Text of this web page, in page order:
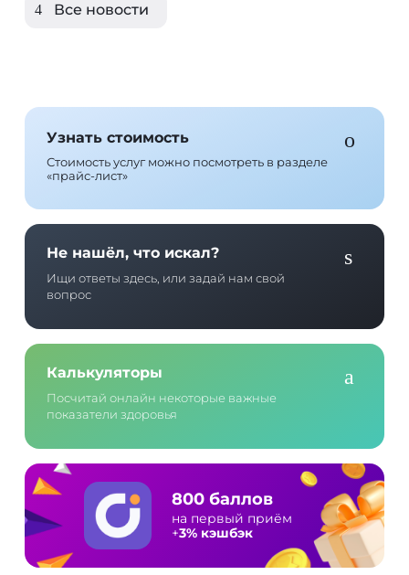
Все новости
Узнать стоимость
Стоимость услуг можно посмотреть в разделе
«прайс-лист»
Не нашёл, что искал?
Ищи ответы здесь, или задай нам свой
вопрос
Калькуляторы
Посчитай онлайн некоторые важные
показатели здоровья
800 баллов
на первый приём
+3% кэшбэк